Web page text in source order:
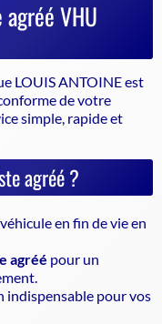
agréé VHU
LOUIS ANTOINE est
de votre
simple, rapide et
agréé ?
en fin de vie en
agréé pour un
pour vos